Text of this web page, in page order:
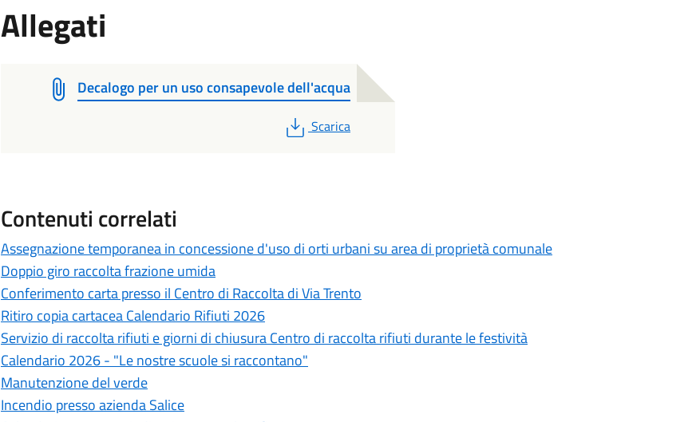
Allegati
Decalogo per un uso consapevole dell'acqua
PDF
Scarica
Contenuti correlati
Assegnazione temporanea in concessione d'uso di orti urbani su area di proprietà comunale
Doppio giro raccolta frazione umida
Conferimento carta presso il Centro di Raccolta di Via Trento
Ritiro copia cartacea Calendario Rifiuti 2026
Servizio di raccolta rifiuti e giorni di chiusura Centro di raccolta rifiuti durante le festività
Calendario 2026 - "Le nostre scuole si raccontano"
Manutenzione del verde
Incendio presso azienda Salice